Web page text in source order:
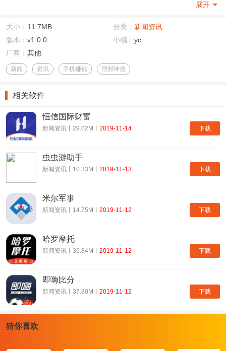
去就可以获得一定额度的佣金，这里一块钱就可以提现，当天2小时
展开
大小： 11.7MB 分类： 新闻资讯
版本： v1.0.0 小编： yc
厂商： 其他
新闻 资讯 手机赚钱 理财神器
相关软件
下载
恒信国际财富
新闻资讯丨29.02M丨 2019-11-14
下载
虫虫游助手
新闻资讯丨10.33M丨 2019-11-13
下载
米尔军事
新闻资讯丨14.75M丨 2019-11-12
下载
哈罗摩托
新闻资讯丨36.84M丨 2019-11-12
下载
即嗨比分
新闻资讯丨37.80M丨 2019-11-12
猜你喜欢